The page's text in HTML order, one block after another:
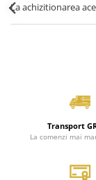
La achizitionarea
Transport
La comenzi mai